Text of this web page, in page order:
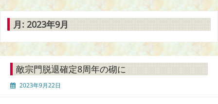
月:2023年9月
敵宗門脱退確定8周年の砌に
2023年9月22日